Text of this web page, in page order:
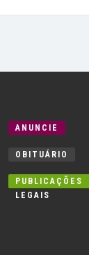
ANUNCIE
OBITUÁRIO
PUBLICAÇÕES
LEGAIS